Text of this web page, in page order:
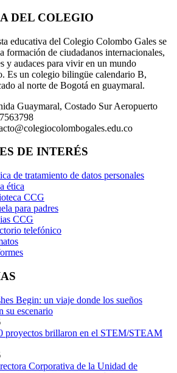
DEL COLEGIO
educativa del Colegio Colombo Gales se
formación de ciudadanos internacionales,
y audaces para vivir en un mundo
Es un colegio bilingüe calendario B,
al norte de Bogotá en guaymaral.
Guaymaral, Costado Sur Aeropuerto
DE INTERÉS
de tratamiento de datos personales
ética
CCG
para padres
CCG
telefónico
Begin: un viaje donde los sueños
su escenario
proyectos brillaron en el STEM/STEAM
Corporativa de la Unidad de